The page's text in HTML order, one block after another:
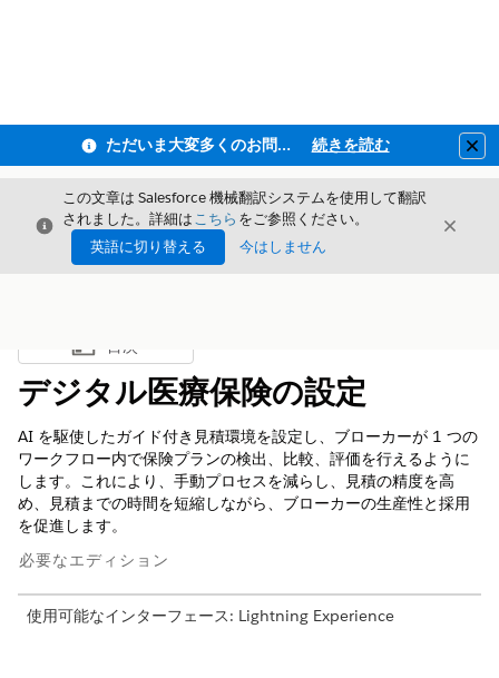
ただいま大変多くのお問い合わせをいただいており、ご連絡までにお時間を頂戴しております 続きを読む
閉じる
この文章は Salesforce 機械翻訳システムを使用して翻訳
されました。詳細はこちら をご参照ください。
英語に切り替える
今はしません
閉じる
目次を表示
目次
デジタル医療保険の設定
AI を駆使したガイド付き見積環境を設定し、ブローカーが 1 つの
ワークフロー内で保険プランの検出、比較、評価を行えるように
します。これにより、手動プロセスを減らし、見積の精度を高
め、見積までの時間を短縮しながら、ブローカーの生産性と採用
を促進します。
必要なエディション
使用可能なインターフェース: Lightning Experience